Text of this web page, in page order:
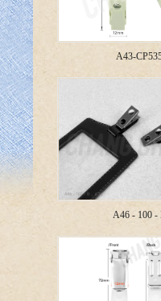
A43-
A46 - 100 -